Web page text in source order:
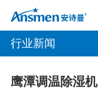
行业新闻
鹰潭调温除湿机